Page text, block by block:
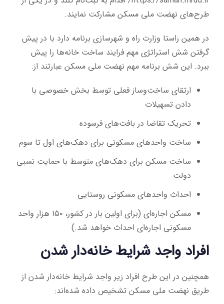
طرح‌های نهضت ملی مسکن مشارکت نمایند.
در همین راستا وزارت راه و شهرسازی برنامه دارد با در پیش
گرفتن شش استراتژی مهم فرایند ساخت خانه‌ها را پیش
ببرد. این شش برنامه مهم نهضت ملی مسکن عبارتند از:
ارتقای ساخت‌وساز فعلی توسط بخش خصوصی با
دادن تسهیلات
تحریک تقاضا در بافت‌های فرسوده
ساخت واحدهای مسکونی برای دهک‌های اول تا سوم
ساخت مسکن برای دهک‌های متوسط با حمایت نسبی
دولت
احداث واحدهای مسکونی روستایی
مسکن اجاره‌ای (برای اولین بار در کشور، ۱۵۰ هزار واحد
مسکونی اجاره‌ای احداث خواهد شد.)
افراد واجد شرایط خانه‌دار شدن
همچنین در این طرح افراد زیر واجد شرایط خانه‌دار شدن از
طریق نهضت ملی مسکن تشخیص داده شده‌اند: